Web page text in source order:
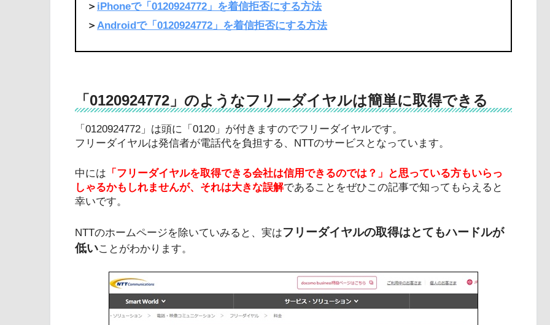
＞ iPhoneで「0120924772」を着信拒否にする方法
＞Androidで「0120924772」を着信拒否にする方法
「0120924772」のようなフリーダイヤルは簡単に取得できる
「0120924772」は頭に「0120」が付きますのでフリーダイヤルです。
フリーダイヤルは発信者が電話代を負担する、NTTのサービスとなっています。
中には 「フリーダイヤルを取得できる会社は信用できるのでは？」と思っている方もいらっ
しゃるかもしれませんが、それは大きな誤解であることをぜひこの記事で知ってもらえると
幸いです。
NTTのホームページを除いていみると、実はフリーダイヤルの取得はとてもハードルが
低いことがわかります。